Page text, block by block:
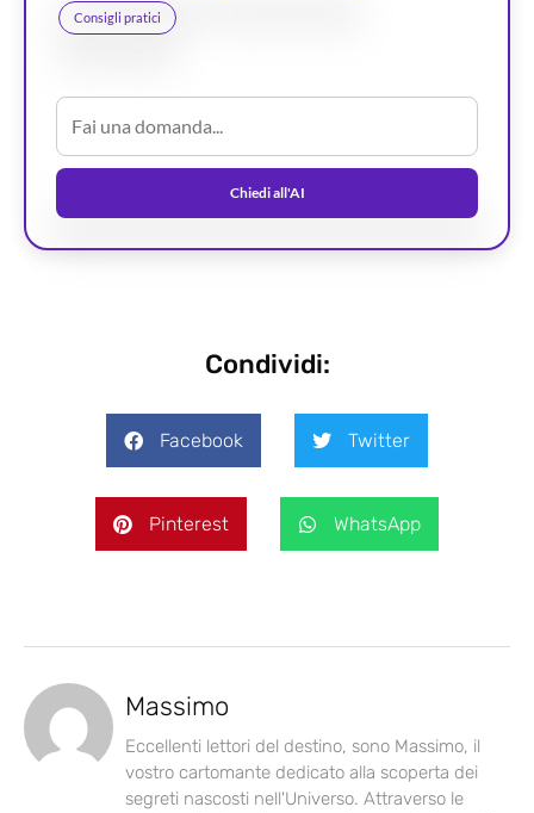
Consigli pratici
Chiedi all'AI
Condividi:
Facebook Twitter
Pinterest WhatsApp
Massimo
Eccellenti lettori del destino, sono Massimo, il
vostro cartomante dedicato alla scoperta dei
segreti nascosti nell'Universo. Attraverso le